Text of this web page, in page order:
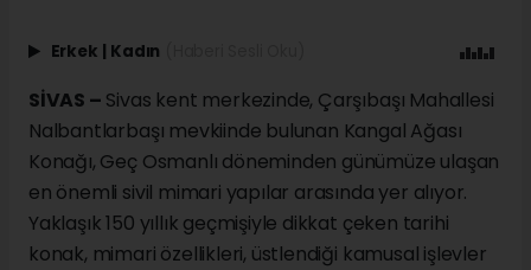
Erkek Kadın
SİVAS – Sivas kent merkezinde, Çarşıbaşı Mahallesi
Nalbantlarbaşı mevkiinde bulunan Kangal Ağası
Konağı, Geç Osmanlı döneminden günümüze ulaşan
en önemli sivil mimari yapılar arasında yer alıyor.
Yaklaşık 150 yıllık geçmişiyle dikkat çeken tarihi
konak, mimari özellikleri, üstlendiği kamusal işlevler